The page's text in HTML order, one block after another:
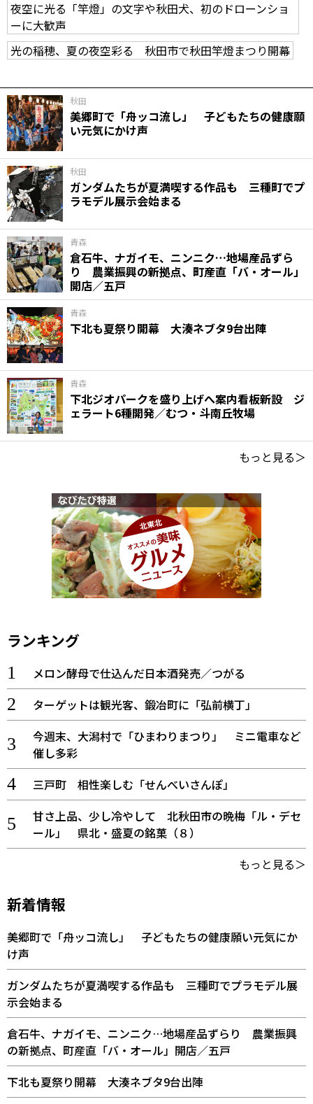
夜空に光る「竿燈」の文字や秋田犬、初のドローンショ
ーに大歓声
光の稲穂、夏の夜空彩る 秋田市で秋田竿燈まつり開幕
秋田
美郷町で「舟ッコ流し」 子どもたちの健康願
い元気にかけ声
秋田
ガンダムたちが夏満喫する作品も 三種町でプ
ラモデル展示会始まる
青森
倉石牛、ナガイモ、ニンニク…地場産品ずら
り 農業振興の新拠点、町産直「バ・オール」
開店／五戸
青森
下北も夏祭り開幕 大湊ネブタ9台出陣
青森
下北ジオパークを盛り上げへ案内看板新設 ジ
ェラート6種開発／むつ・斗南丘牧場
もっと見る＞
ランキング
メロン酵母で仕込んだ日本酒発売／つがる
ターゲットは観光客、鍛冶町に「弘前横丁」
今週末、大潟村で「ひまわりまつり」 ミニ電車など
催し多彩
三戸町 相性楽しむ「せんべいさんぽ」
甘さ上品、少し冷やして 北秋田市の晩梅「ル・デセ
ール」 県北・盛夏の銘菓（８）
もっと見る＞
新着情報
美郷町で「舟ッコ流し」 子どもたちの健康願い元気にか
け声
ガンダムたちが夏満喫する作品も 三種町でプラモデル展
示会始まる
倉石牛、ナガイモ、ニンニク…地場産品ずらり 農業振興
の新拠点、町産直「バ・オール」開店／五戸
下北も夏祭り開幕 大湊ネブタ9台出陣